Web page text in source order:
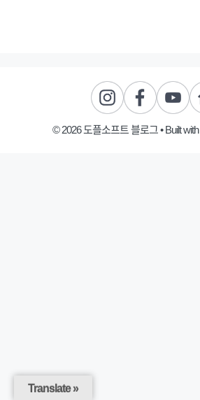
© 2026 도플소프트 블로그• Built with
Translate »